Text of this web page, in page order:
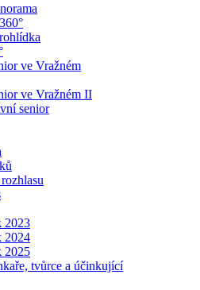
ve Vražném
ve Vražném II
senior
2023
2024
2025
tvůrce a účinkující